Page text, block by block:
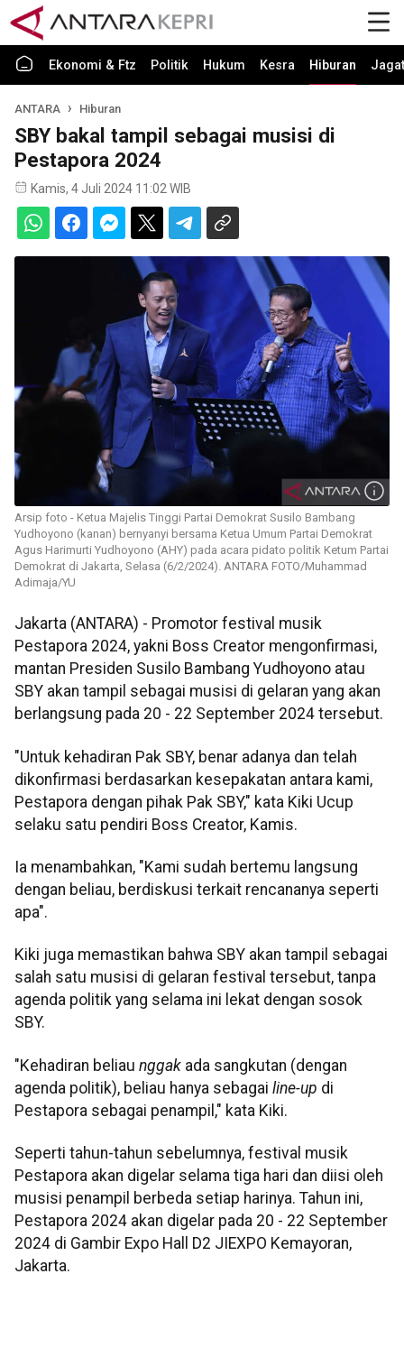
Ekonomi & Ftz Politik Hukum Kesra Hiburan Jagat
ANTARA Hiburan
SBY bakal tampil sebagai musisi di
Pestapora 2024
Kamis, 4 Juli 2024 11:02 WIB
Arsip foto - Ketua Majelis Tinggi Partai Demokrat Susilo Bambang
Yudhoyono (kanan) bernyanyi bersama Ketua Umum Partai Demokrat
Agus Harimurti Yudhoyono (AHY) pada acara pidato politik Ketum Partai
Demokrat di Jakarta, Selasa (6/2/2024). ANTARA FOTO/Muhammad
Adimaja/YU
Jakarta (ANTARA) - Promotor festival musik
Pestapora 2024, yakni Boss Creator mengonfirmasi,
mantan Presiden Susilo Bambang Yudhoyono atau
SBY akan tampil sebagai musisi di gelaran yang akan
berlangsung pada 20 - 22 September 2024 tersebut.
"Untuk kehadiran Pak SBY, benar adanya dan telah
dikonfirmasi berdasarkan kesepakatan antara kami,
Pestapora dengan pihak Pak SBY," kata Kiki Ucup
selaku satu pendiri Boss Creator, Kamis.
Ia menambahkan, "Kami sudah bertemu langsung
dengan beliau, berdiskusi terkait rencananya seperti
apa".
Kiki juga memastikan bahwa SBY akan tampil sebagai
salah satu musisi di gelaran festival tersebut, tanpa
agenda politik yang selama ini lekat dengan sosok
SBY.
"Kehadiran beliau nggak ada sangkutan (dengan
agenda politik), beliau hanya sebagai line-up di
Pestapora sebagai penampil," kata Kiki.
Seperti tahun-tahun sebelumnya, festival musik
Pestapora akan digelar selama tiga hari dan diisi oleh
musisi penampil berbeda setiap harinya. Tahun ini,
Pestapora 2024 akan digelar pada 20 - 22 September
2024 di Gambir Expo Hall D2 JIEXPO Kemayoran,
Jakarta.